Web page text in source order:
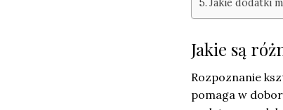
Jakie są
Rozpoznanie
pomaga w